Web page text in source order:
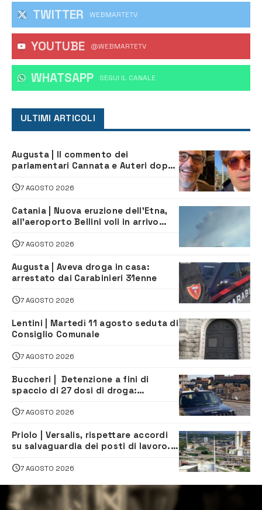
TWITTER WEBMARTETV
YOUTUBE @WEBMARTETV
WHATSAPP ‎SEGUI IL CANALE
ULTIMI ARTICOLI
Augusta | Il commento dei
parlamentari Cannata e Auteri dopo
depuratore
7 AGOSTO 2026
Catania | Nuova eruzione dell’Etna,
all’aeroporto Bellini voli in arrivo
7 AGOSTO 2026
Augusta | Aveva droga in casa:
arrestato dai Carabinieri 31enne
7 AGOSTO 2026
Lentini | Martedì 11 agosto seduta di
Consiglio Comunale
7 AGOSTO 2026
Buccheri | Detenzione a fini di
spaccio di 27 dosi di droga:
7 AGOSTO 2026
Priolo | Versalis, rispettare accordi
su salvaguardia dei posti di lavoro. Il
7 AGOSTO 2026